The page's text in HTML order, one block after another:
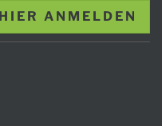
HIER ANMELDEN